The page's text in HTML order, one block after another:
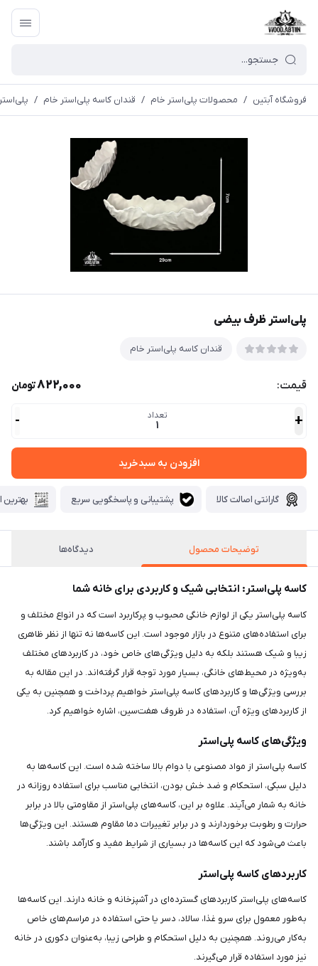
فروشگاه آبتین / محصولات پلی‌استر خام / قندان کاسه پلی‌استر خام /
پلی‌استر ظرف بیضی
قندان کاسه پلی‌استر خام
قیمت: 822,000تومان
+ تعداد
1
-
افزودن به سبدخرید
گارانتی اصالت کالا پشتیبانی و پاسخگویی سریع بهترین
توضیحات محصول دیدگاه‌ها
کاسه پلی‌استر: انتخابی شیک و کاربردی برای خانه شما
کاسه پلی‌استر یکی از لوازم خانگی محبوب و پرکاربرد است که در انواع مختلف و
برای استفاده‌های متنوع در بازار موجود است. این کاسه‌ها نه تنها از نظر ظاهری
زیبا و شیک هستند بلکه به دلیل ویژگی‌های خاص خود، در کاربردهای مختلف
به‌ویژه در محیط‌های خانگی، بسیار مورد توجه قرار گرفته‌اند. در این مقاله به
بررسی ویژگی‌ها و کاربردهای کاسه پلی‌استر خواهیم پرداخت و همچنین به یکی
از کاربردهای ویژه آن، استفاده در ظروف هفت‌سین، اشاره خواهیم کرد.
ویژگی‌های کاسه پلی‌استر
کاسه پلی‌استر از مواد مصنوعی با دوام بالا ساخته شده است. این کاسه‌ها به
دلیل سبکی، استحکام و ضد خش بودن، انتخابی مناسب برای استفاده روزانه در
خانه به شمار می‌آیند. علاوه بر این، کاسه‌های پلی‌استر از مقاومتی بالا در برابر
حرارت و رطوبت برخوردارند و در برابر تغییرات دما مقاوم هستند. این ویژگی‌ها
باعث می‌شود که این کاسه‌ها در بسیاری از شرایط مفید و کارآمد باشند.
کاربردهای کاسه پلی‌استر
کاسه‌های پلی‌استر کاربردهای گسترده‌ای در آشپزخانه و خانه دارند. این کاسه‌ها
به‌طور معمول برای سرو غذا، سالاد، دسر یا حتی استفاده در مراسم‌های خاص
به‌کار می‌روند. همچنین به دلیل استحکام و طراحی زیبا، به‌عنوان دکوری در خانه
نیز مورد استفاده قرار می‌گیرند.